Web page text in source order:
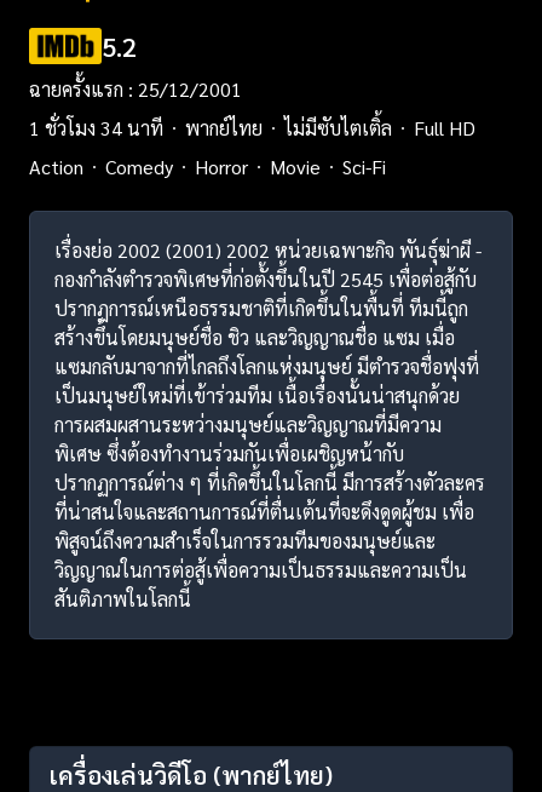
5.2
ฉายครั้งแรก : 25/12/2001
1 ชั่วโมง 34 นาที
พากย์ไทย ไม่มีซับไตเติ้ล
Full HD
Action
Comedy Horror Movie Sci-Fi
เรื่องย่อ 2002 (2001) 2002 หน่วยเฉพาะกิจ พันธุ์ฆ่าผี -
กองกำลังตำรวจพิเศษที่ก่อตั้งขึ้นในปี 2545 เพื่อต่อสู้กับ
ปรากฏการณ์เหนือธรรมชาติที่เกิดขึ้นในพื้นที่ ทีมนี้ถูก
สร้างขึ้นโดยมนุษย์ชื่อ ชิว และวิญญาณชื่อ แซม เมื่อ
แซมกลับมาจากที่ไกลถึงโลกแห่งมนุษย์ มีตำรวจชื่อฟุงที่
เป็นมนุษย์ใหม่ที่เข้าร่วมทีม เนื้อเรื่องนั้นน่าสนุกด้วย
การผสมผสานระหว่างมนุษย์และวิญญาณที่มีความ
พิเศษ ซึ่งต้องทำงานร่วมกันเพื่อเผชิญหน้ากับ
ปรากฏการณ์ต่าง ๆ ที่เกิดขึ้นในโลกนี้ มีการสร้างตัวละคร
ที่น่าสนใจและสถานการณ์ที่ตื่นเต้นที่จะดึงดูดผู้ชม เพื่อ
พิสูจน์ถึงความสำเร็จในการรวมทีมของมนุษย์และ
วิญญาณในการต่อสู้เพื่อความเป็นธรรมและความเป็น
สันติภาพในโลกนี้
เครื่องเล่นวิดีโอ (พากย์ไทย)